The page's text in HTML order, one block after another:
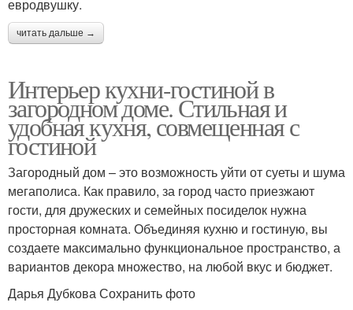
евродвушку.
читать дальше →
Интерьер кухни-гостиной в
загородном доме. Стильная и
удобная кухня, совмещенная с
гостиной
Загородный дом – это возможность уйти от суеты и шума
мегаполиса. Как правило, за город часто приезжают
гости, для дружеских и семейных посиделок нужна
просторная комната. Объединяя кухню и гостиную, вы
создаете максимально функциональное пространство, а
вариантов декора множество, на любой вкус и бюджет.
Дарья Дубкова Сохранить фото